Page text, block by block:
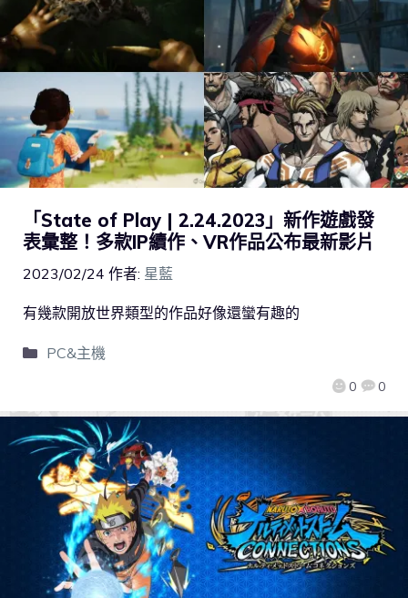
「State of Play | 2.24.2023」新作遊戲發
表彙整！多款IP續作、VR作品公布最新影片
2023/02/24 作者: 星藍
0 0
有幾款開放世界類型的作品好像還蠻有趣的
PC&主機